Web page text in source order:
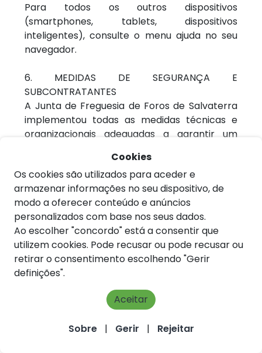
Para todos os outros dispositivos
(smartphones, tablets, dispositivos
inteligentes), consulte o menu ajuda no seu
navegador.
6. MEDIDAS DE SEGURANÇA E
SUBCONTRATANTES
A Junta de Freguesia de Foros de Salvaterra
implementou todas as medidas técnicas e
organizacionais adequadas a garantir um
adequado ao risco e, em particular, a
proteger os Dados Pessoais contra
destruição, perda, alteração, divulgação não
autorizada ou acesso acidental ou ilegal.
O mesmo nível de proteção é imposto pela
Junta de Freguesia de Foros de Salvaterra
aos seus Subcontratantes.
Qualquer colaborador da Junta de Freguesia
de Foros de Salvaterra que, durante o seu
trabalho, possa ter acesso aos seus Dados
Pessoais mantê-los-á estritamente
Cookies
Os cookies são utilizados para aceder e
armazenar informações no seu dispositivo, de
modo a oferecer conteúdo e anúncios
personalizados com base nos seus dados.
Ao escolher "concordo" está a consentir que
utilizem cookies. Pode recusar ou pode recusar ou
retirar o consentimento escolhendo "Gerir
definições".
Aceitar
Sobre | Gerir | Rejeitar